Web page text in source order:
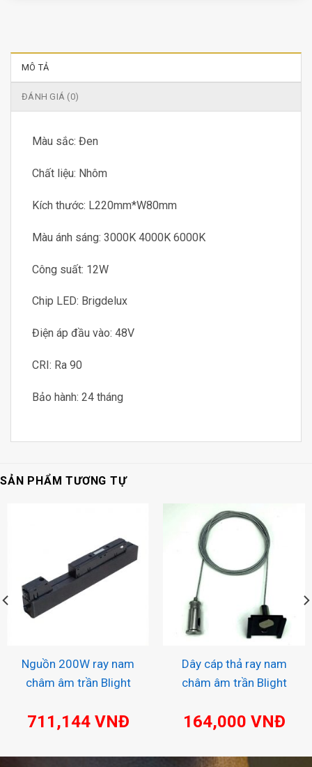
MÔ TẢ
ĐÁNH GIÁ (0)
Màu sắc: Đen
Chất liệu: Nhôm
Kích thước: L220mm*W80mm
Màu ánh sáng: 3000K 4000K 6000K
Công suất: 12W
Chip LED: Brigdelux
Điện áp đầu vào: 48V
CRI: Ra 90
Bảo hành: 24 tháng
SẢN PHẨM TƯƠNG TỰ
Nguồn 200W ray nam
châm âm trần Blight
711,144 VNĐ
Dây cáp thả ray nam
châm âm trần Blight
164,000 VNĐ